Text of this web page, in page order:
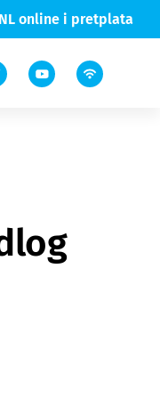
NL online i pretplata